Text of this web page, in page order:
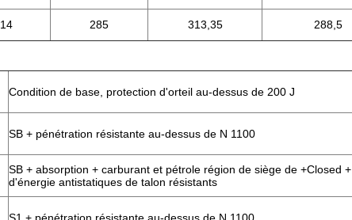
14 285 313,35 288,5
Condition de base, protection d'orteil au-dessus de 200 J
SB + pénétration résistante au-dessus de N 1100
SB + absorption + carburant et pétrole région de siège de +Closed +
d'énergie antistatiques de talon résistants